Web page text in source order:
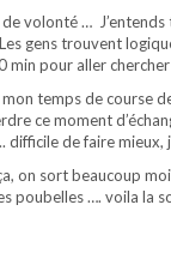
volonté …
gens trouvent
min pour aller
mon temps de course
ce moment
difficile de faire
on sort beaucoup
poubelles …. voila la